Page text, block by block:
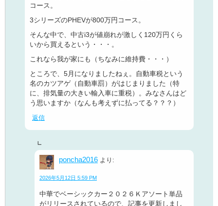
コース。
3シリーズのPHEVが800万円コース。
そんな中で、中古i3が値崩れが激しく120万円くら
いから買えるという・・・。
これなら我が家にも（ちなみに維持費・・・）
ところで、5月になりましたねぇ。自動車税という
名のカツアゲ（自動車罰）がはじまりました（特
に、排気量の大きい輸入車に重税）。みなさんはど
う思いますか（なんも考えずに払ってる？？？）
返信
poncha2016 より:
2026年5月12日 5:59 PM
中華でベーシックカー２０２６Ｋアソート単品
がリリースされているので、記事を更新しまし